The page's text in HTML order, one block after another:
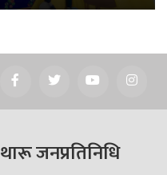
थारू जनप्रतिनिधि